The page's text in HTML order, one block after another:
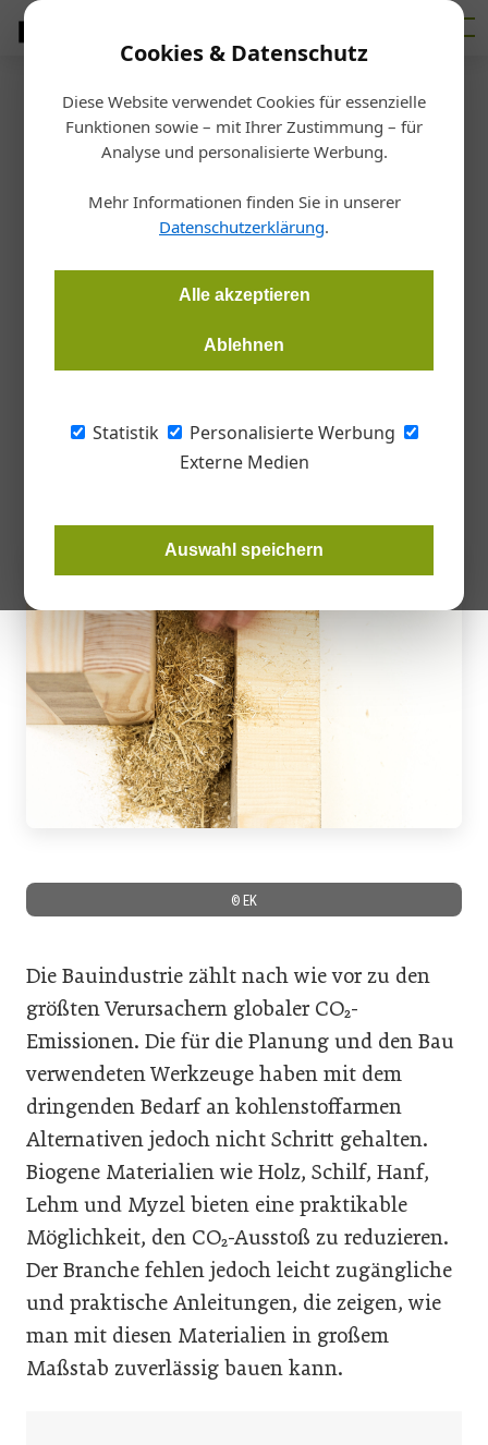
Cookies & Datenschutz
Diese Website verwendet Cookies für essenzielle
Funktionen sowie – mit Ihrer Zustimmung – für
Analyse und personalisierte Werbung.
Mehr Informationen finden Sie in unserer
Datenschutzerklärung.
Alle akzeptieren
Ablehnen
Statistik
Personalisierte Werbung
Externe Medien
Auswahl speichern
Startseite/Bau- + Werkstoffe
Nachhaltigkeit
Eine neue Plattform zur
Transformation der
Bauindustrie
Chevert lancieren OpenDetail, eine Open-Source-Plattform
für biogene Konstruktionsdetails.
© EK
Die Bauindustrie zählt nach wie vor zu den
größten Verursachern globaler CO₂-
Emissionen. Die für die Planung und den Bau
verwendeten Werkzeuge haben mit dem
dringenden Bedarf an kohlenstoffarmen
Alternativen jedoch nicht Schritt gehalten.
Biogene Materialien wie Holz, Schilf, Hanf,
Lehm und Myzel bieten eine praktikable
Möglichkeit, den CO₂-Ausstoß zu reduzieren.
Der Branche fehlen jedoch leicht zugängliche
und praktische Anleitungen, die zeigen, wie
man mit diesen Materialien in großem
Maßstab zuverlässig bauen kann.